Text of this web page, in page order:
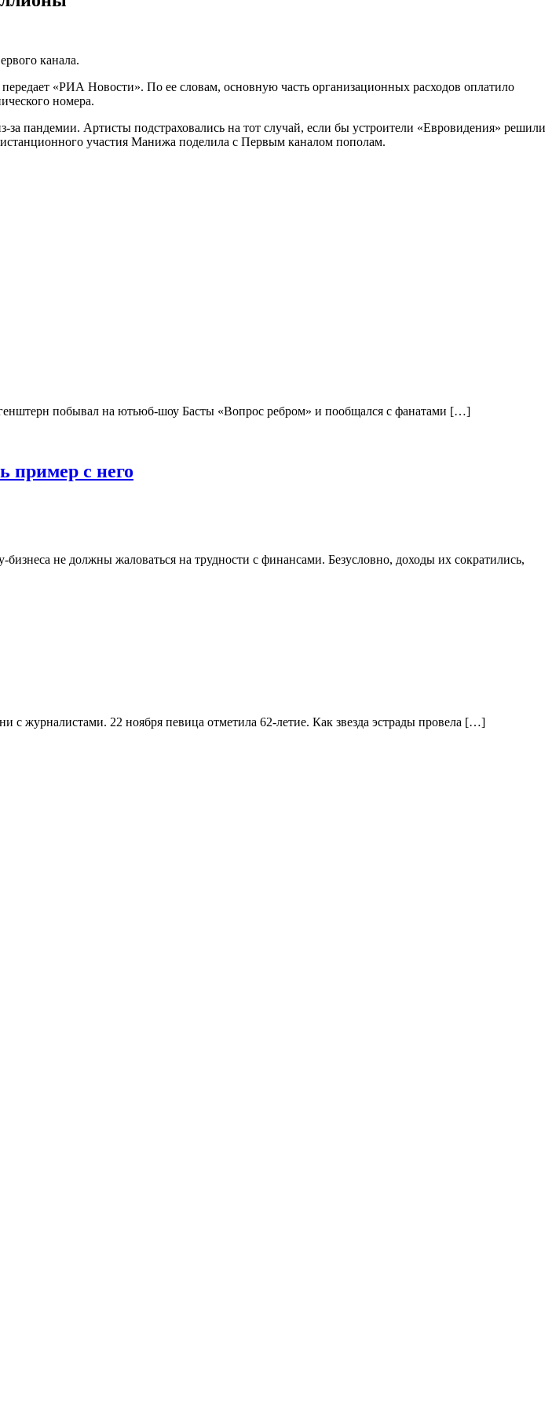
канала.
«РИА Новости». По ее словам, основную часть организационных расходов оплатило
номера.
пандемии. Артисты подстраховались на тот случай, если бы устроители «Евровидения» решили
участия Манижа поделила с Первым каналом пополам.
побывал на ютьюб-шоу Басты «Вопрос ребром» и пообщался с фанатами […]
пример с него
не должны жаловаться на трудности с финансами. Безусловно, доходы их сократились,
с журналистами. 22 ноября певица отметила 62-летие. Как звезда эстрады провела […]